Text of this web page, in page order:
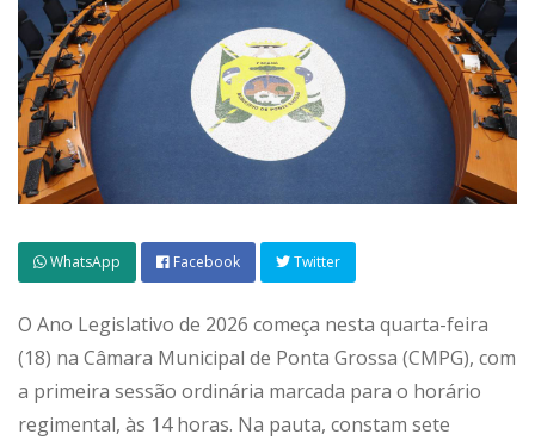
WhatsApp Facebook Twitter
O Ano Legislativo de 2026 começa nesta quarta-feira
(18) na Câmara Municipal de Ponta Grossa (CMPG), com
a primeira sessão ordinária marcada para o horário
regimental, às 14 horas. Na pauta, constam sete